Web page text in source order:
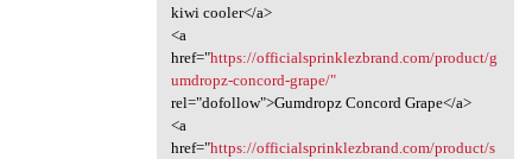
kiwi cooler</a>
<a
href="https://officialsprinklezbrand.com/product/g
umdropz-concord-grape/"
rel="dofollow">Gumdropz Concord Grape</a>
<a
href="https://officialsprinklezbrand.com/product/s